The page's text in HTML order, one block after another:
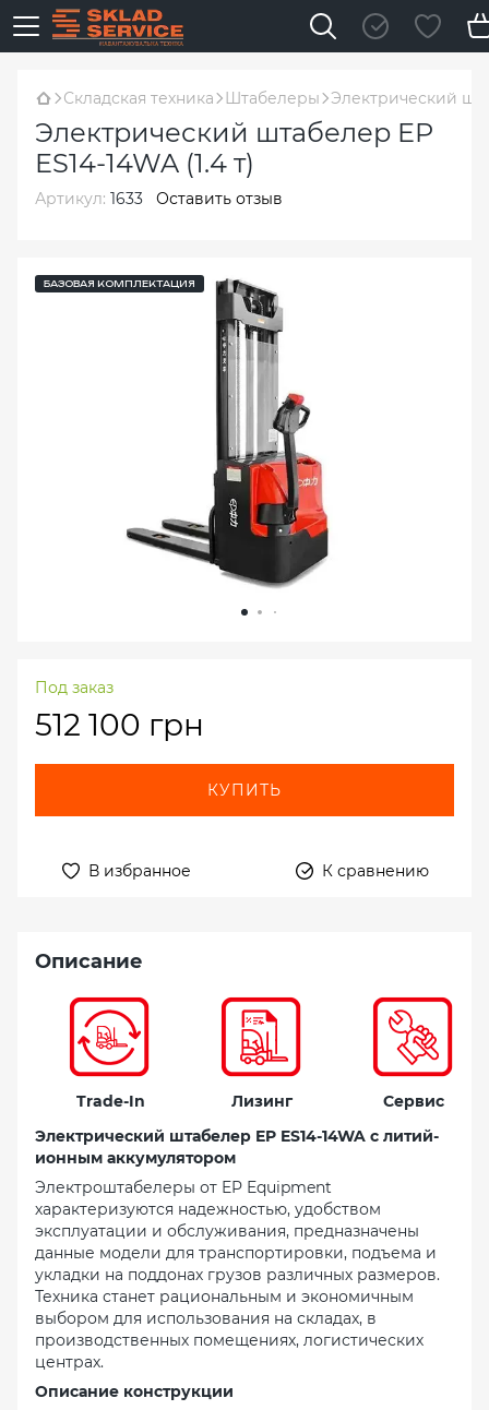
Складская техника Штабелеры Электрический
Электрический штабелер EP
ES14-14WA (1.4 т)
Артикул: 1633 Оставить отзыв
БАЗОВАЯ КОМПЛЕКТАЦИЯ
Под заказ
512 100 грн
КУПИТЬ
В избранное К сравнению
Описание
Trade-In Лизинг
Сервис
Электрический штабелер EP ES14-14WA с литий-
ионным аккумулятором
Электроштабелеры от EP Equipment
характеризуются надежностью, удобством
эксплуатации и обслуживания, предназначены
данные модели для транспортировки, подъема и
укладки на поддонах грузов различных размеров.
Техника станет рациональным и экономичным
выбором для использования на складах, в
производственных помещениях, логистических
центрах.
Описание конструкции